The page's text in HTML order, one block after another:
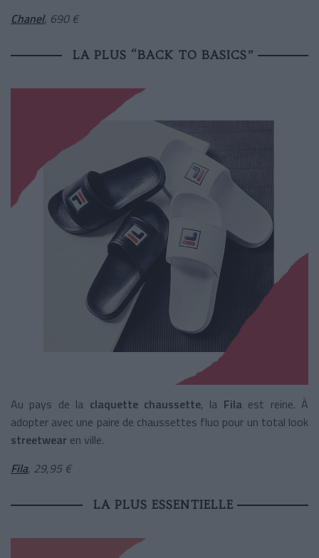
Chanel, 690 €
LA PLUS “BACK TO BASICS”
Au pays de la claquette chaussette, la Fila est reine. À
adopter avec une paire de chaussettes fluo pour un total look
streetwear en ville.
Fila, 29,95 €
LA PLUS ESSENTIELLE